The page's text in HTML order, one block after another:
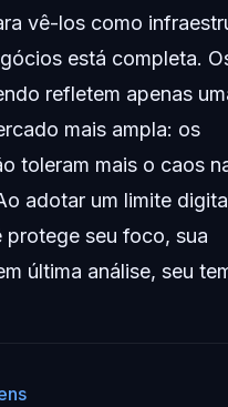
vê-los como
está completa.
refletem apenas
mais ampla: os
toleram mais o caos
adotar um limite
seu foco, sua
última análise, seu